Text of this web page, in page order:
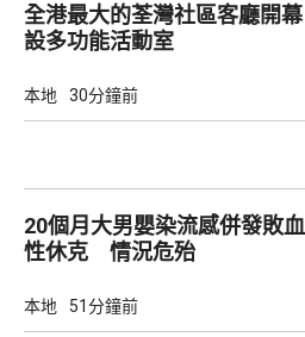
全港最大的荃灣社區客廳開幕
設多功能活動室
本地 30分鐘前
20個月大男嬰染流感併發敗血
性休克 情況危殆
本地 51分鐘前